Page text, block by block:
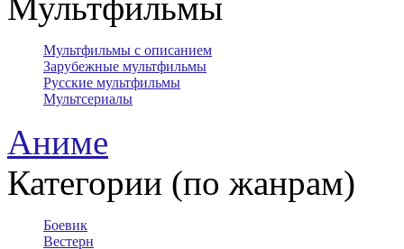
Мультфильмы с описанием
Зарубежные мультфильмы
Русские мультфильмы
Мультсериалы
Аниме
Категории (по жанрам)
Боевик
Вестерн